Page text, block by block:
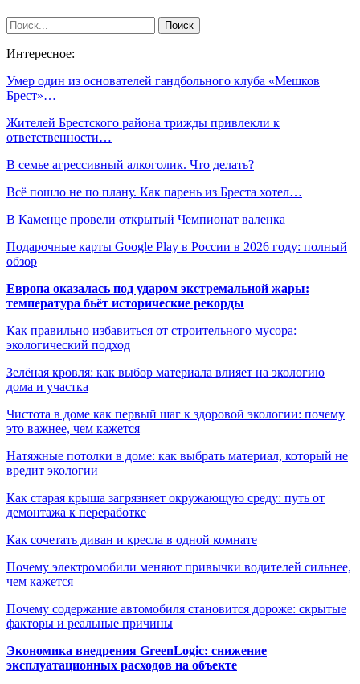
Интересное:
Умер один из основателей гандбольного клуба «Мешков
Брест»…
Жителей Брестского района трижды привлекли к
ответственности…
В семье агрессивный алкоголик. Что делать?
Всё пошло не по плану. Как парень из Бреста хотел…
В Каменце провели открытый Чемпионат валенка
Подарочные карты Google Play в России в 2026 году: полный
обзор
Европа оказалась под ударом экстремальной жары:
температура бьёт исторические рекорды
Как правильно избавиться от строительного мусора:
экологический подход
Зелёная кровля: как выбор материала влияет на экологию
дома и участка
Чистота в доме как первый шаг к здоровой экологии: почему
это важнее, чем кажется
Натяжные потолки в доме: как выбрать материал, который не
вредит экологии
Как старая крыша загрязняет окружающую среду: путь от
демонтажа к переработке
Как сочетать диван и кресла в одной комнате
Почему электромобили меняют привычки водителей сильнее,
чем кажется
Почему содержание автомобиля становится дороже: скрытые
факторы и реальные причины
Экономика внедрения GreenLogic: снижение
эксплуатационных расходов на объекте